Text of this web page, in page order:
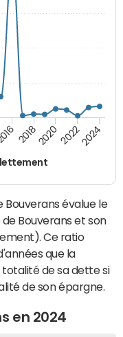
2018202020222024
évalue le
Bouverans et son
Ce ratio
que la
de sa dette si
de son épargne.
en 2024